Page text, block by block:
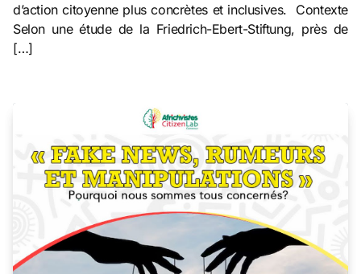
d’action citoyenne plus concrètes et inclusives. Contexte
Selon une étude de la Friedrich-Ebert-Stiftung, près de
[…]